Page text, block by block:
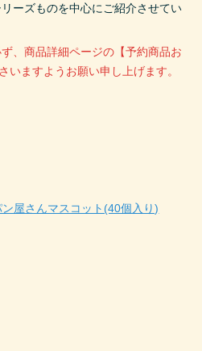
ーズものを中心にご紹介させてい
、商品詳細ページの【予約商品お
いますようお願い申し上げます。
ン屋さんマスコット(40個入り)